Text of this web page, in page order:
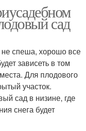
сад
спеша, хорошо все
зависеть в том
Для плодового
участок.
сад в низине, где
снега будет